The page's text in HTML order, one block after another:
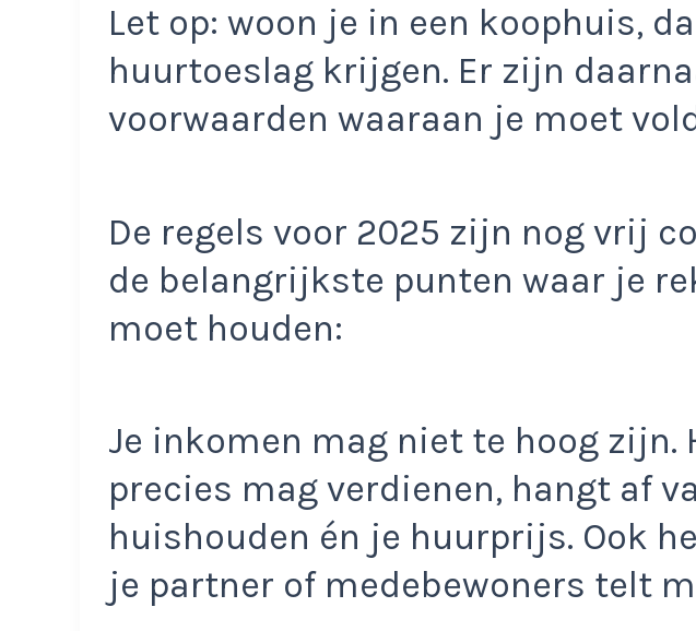
Let op: woon je in een koophuis,
huurtoeslag krijgen. Er zijn
voorwaarden waaraan je moet
De regels voor 2025 zijn nog vrij
de belangrijkste punten waar je
moet houden:
Je inkomen mag niet te hoog zijn.
precies mag verdienen, hangt af
huishouden én je huurprijs. Ook
je partner of medebewoners telt